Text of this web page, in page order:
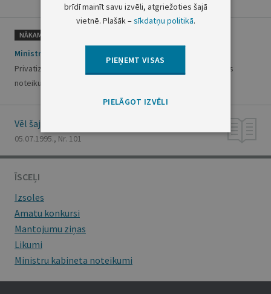
NĀKAMAIS
Ministru kabineta noteikumi Nr. 172
Privatizācijas aģentūras rezerves fonda līdzekļu izlietošanas
noteikumi
Vēl šajā numurā
05.07.1995., Nr. 101
ĪSCEĻI
Izsoles
Amatu konkursi
Mantojumu ziņas
Likumi
Ministru kabineta noteikumi
brīdī mainīt savu izvēli, atgriežoties šajā
vietnē. Plašāk –sīkdatņu politikā.
PIEŅEMT VISAS
PIELĀGOT IZVĒLI